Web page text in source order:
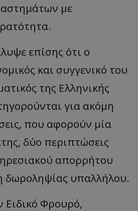
με
επίσης ότι ο
και συγγενικό του
της Ελληνικής
για ακόμη
που αφορούν μία
δύο περιπτώσεις
απορρήτου
δωροληψίας υπαλλήλου.
Φρουρό,